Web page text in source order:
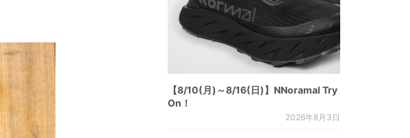
【8/10(月)～8/16(日)】NNoramal Try
On！
2026年8月3日